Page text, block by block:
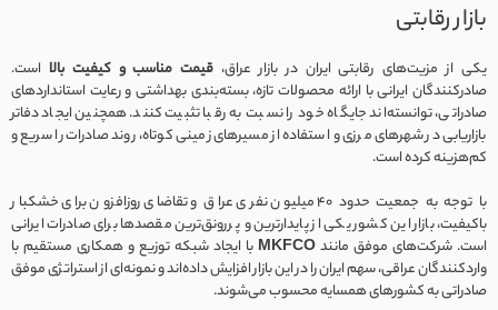
بازار رقابتی
یکی از مزیت‌های رقابتی ایران در بازار عراق، قیمت مناسب و کیفیت بالا است.
صادرکنندگان ایرانی با ارائه محصولات تازه، بسته‌بندی بهداشتی و رعایت استانداردهای
صادراتی، توانسته‌اند جایگاه خود را نسبت به رقبا تثبیت کنند. همچنین ایجاد دفاتر
بازاریابی در شهرهای مرزی و استفاده از مسیرهای زمینی کوتاه، روند صادرات را سریع و
کم‌هزینه کرده است.
با توجه به جمعیت حدود 40 میلیون نفری عراق و تقاضای روزافزون برای خشکبار
باکیفیت، بازار این کشور یکی از پایدارترین و پررونق‌ترین مقصدها برای صادرات ایرانی
است. شرکت‌های موفق مانندMKFCO با ایجاد شبکه توزیع و همکاری مستقیم با
واردکنندگان عراقی، سهم ایران را در این بازار افزایش داده‌اند و نمونه‌ای از استراتژی موفق
صادراتی به کشورهای همسایه محسوب می‌شوند.